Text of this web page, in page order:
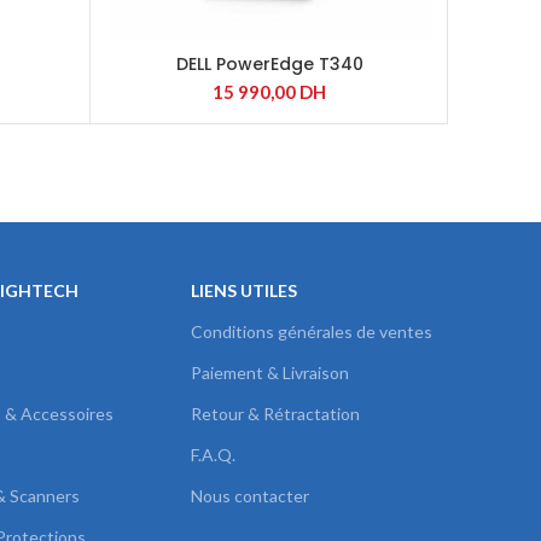
DELL PowerEdge T340
15 990,00 DH
Accessoires
Scanners
LIENS UTILES
Conditions générales de ventes
Paiement & Livraison
Retour & Rétractation
F.A.Q.
Nous contacter